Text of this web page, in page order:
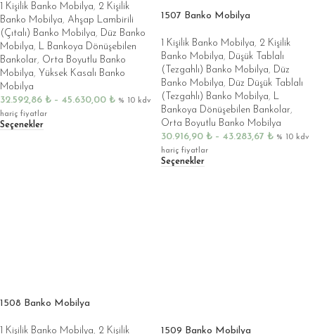
1 Kişilik Banko Mobilya, 2 Kişilik
Banko Mobilya, Ahşap Lambirili
(Çıtalı) Banko Mobilya, Düz Banko
Mobilya, L Bankoya Dönüşebilen
Bankolar, Orta Boyutlu Banko
Mobilya, Yüksek Kasalı Banko
Mobilya
32.592,86 ₺ – 45.630,00 ₺ % 10 kdv
hariç fiyatlar
Seçenekler
1507 Banko Mobilya
1 Kişilik Banko Mobilya, 2 Kişilik
Banko Mobilya, Düşük Tablalı
(Tezgahlı) Banko Mobilya, Düz
Banko Mobilya, Düz Düşük Tablalı
(Tezgahlı) Banko Mobilya, L
Bankoya Dönüşebilen Bankolar,
Orta Boyutlu Banko Mobilya
30.916,90 ₺ – 43.283,67 ₺ % 10 kdv
hariç fiyatlar
Seçenekler
1508 Banko Mobilya
1 Kişilik Banko Mobilya, 2 Kişilik 1509 Banko Mobilya